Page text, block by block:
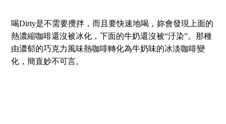
喝Dirty是不需要攪拌，而且要快速地喝，妳會發現上面的
熱濃縮咖啡還沒被冰化，下面的牛奶還沒被“汙染”。那種
由濃郁的巧克力風味熱咖啡轉化為牛奶味的冰淡咖啡變
化，簡直妙不可言。